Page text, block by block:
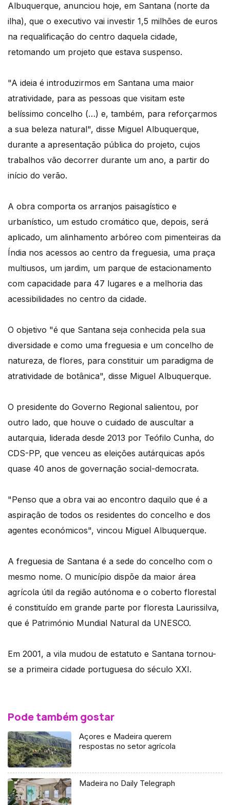
Albuquerque, anunciou hoje, em Santana (norte da
ilha), que o executivo vai investir 1,5 milhões de euros
na requalificação do centro daquela cidade,
retomando um projeto que estava suspenso.
"A ideia é introduzirmos em Santana uma maior
atratividade, para as pessoas que visitam este
belíssimo concelho (…) e, também, para reforçarmos
a sua beleza natural", disse Miguel Albuquerque,
durante a apresentação pública do projeto, cujos
trabalhos vão decorrer durante um ano, a partir do
início do verão.
A obra comporta os arranjos paisagístico e
urbanístico, um estudo cromático que, depois, será
aplicado, um alinhamento arbóreo com pimenteiras da
Índia nos acessos ao centro da freguesia, uma praça
multiusos, um jardim, um parque de estacionamento
com capacidade para 47 lugares e a melhoria das
acessibilidades no centro da cidade.
O objetivo "é que Santana seja conhecida pela sua
diversidade e como uma freguesia e um concelho de
natureza, de flores, para constituir um paradigma de
atratividade de botânica", disse Miguel Albuquerque.
O presidente do Governo Regional salientou, por
outro lado, que houve o cuidado de auscultar a
autarquia, liderada desde 2013 por Teófilo Cunha, do
CDS-PP, que venceu as eleições autárquicas após
quase 40 anos de governação social-democrata.
"Penso que a obra vai ao encontro daquilo que é a
aspiração de todos os residentes do concelho e dos
agentes económicos", vincou Miguel Albuquerque.
A freguesia de Santana é a sede do concelho com o
mesmo nome. O município dispõe da maior área
agrícola útil da região autónoma e o coberto florestal
é constituído em grande parte por floresta Laurissilva,
que é Património Mundial Natural da UNESCO.
Em 2001, a vila mudou de estatuto e Santana tornou-
se a primeira cidade portuguesa do século XXI.
Pode também gostar
Açores e Madeira querem
respostas no setor agrícola
Madeira no Daily Telegraph